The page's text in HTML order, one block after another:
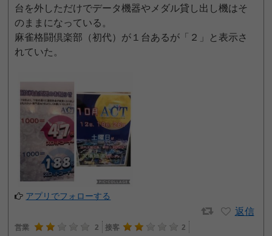
台を外しただけでデータ機器やメダル貸し出し機はそ
のままになっている。
麻雀格闘倶楽部（初代）が１台あるが「２」と表示さ
れていた。
アプリでフォローする
返信
営業 2 接客
2